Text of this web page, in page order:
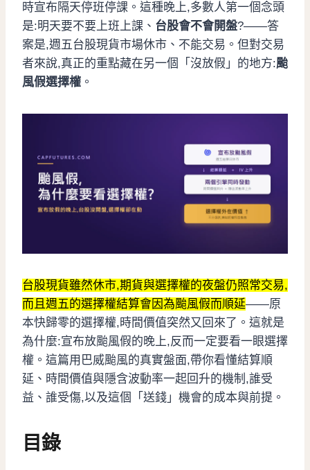
時宣布隔天停班停課。這種晚上,多數人第一個念頭
是:明天要不要上班上課、 台股會不會開盤?——答
案是,週五台股現貨市場休市、不能交易。但對交易
者來說,真正的重點藏在另一個「沒放假」的地方:颱
風假選擇權 。
台股現貨雖然休市,期貨與選擇權的夜盤仍照常交易,
而且週五的選擇權結算會因為颱風假而順延——原
本快歸零的選擇權,時間價值突然又回來了。這就是
為什麼:宣布放颱風假的晚上,反而一定要看一眼選擇
權。這篇用巴威颱風的真實盤面,帶你看懂結算順
延、時間價值與隱含波動率一起回升的機制,誰受
益、誰受傷,以及這個「送錢」機會的成本與前提。
目錄